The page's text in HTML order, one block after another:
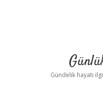
Gündelik hayatı